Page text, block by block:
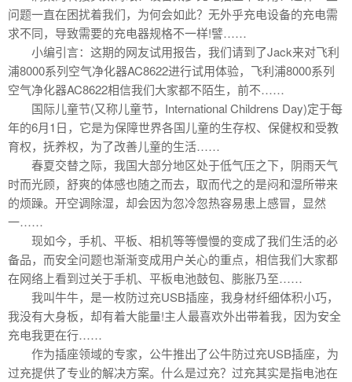
问题一直在困扰着我们，为何会如此？无外乎充电设备的充电需
求不同，导致需要的充电器规格不一样!譬……
小编引言：这期的网友试用报告，我们请到了Jack来对飞利
浦8000系列空气净化器AC8622进行试用体验，飞利浦8000系列
空气净化器AC8622相信我们大家都不陌生，前不……
国际儿童节(又称儿童节，International Childrens Day)定于每
年的6月1日，它是为保障世界各国儿童的生存权、保健权和受教
育权，抚养权，为了改善儿童的生活……
春夏交替之际，我国大部分地区处于低气压之下，阴雨天气
时而光顾，舒爽的体感也随之而去，取而代之的是闷和湿所带来
的烦躁。开空调除湿，却会因为忽冷忽热容易患上感冒，显然
一……
现如今，手机、平板、相机等等慢慢的变成了我们生活的必
备品，而安全问题也渐渐变成用户关心的重点，相信我们大家都
在网络上看到过关于手机、平板电池鼓包、膨胀乃至……
我叫牛牛，是一枚防过充USB插座，我身材纤细体积小巧，
我没有大身板，却有着大能量!主人最喜欢外出带着我，因为安全
充电我更在行……
作为插座领域的专家，公牛推出了公牛防过充USB插座，为
过充提供了专业的解决方案。什么是过充？过充其实是指电池在